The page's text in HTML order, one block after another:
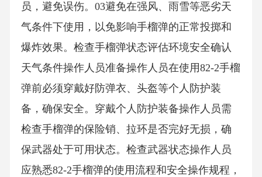
员，避免误伤。03避免在强风、雨雪等恶劣天
气条件下使用，以免影响手榴弹的正常投掷和
爆炸效果。检查手榴弹状态评估环境安全确认
天气条件操作人员准备操作人员在使用82-2手榴
弹前必须穿戴好防弹衣、头盔等个人防护装
备，确保安全。穿戴个人防护装备操作人员需
检查手榴弹的保险销、拉环是否完好无损，确
保武器处于可用状态。检查武器状态操作人员
应熟悉82-2手榴弹的使用流程和安全操作规程，